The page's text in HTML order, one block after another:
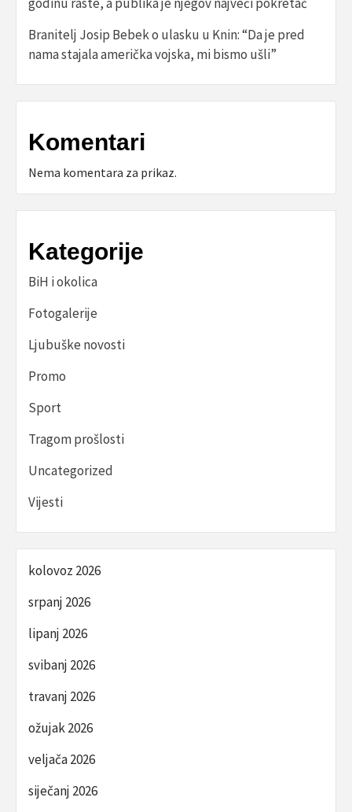
Branitelj Josip Bebek o ulasku u Knin: “Da je pred
nama stajala američka vojska, mi bismo ušli”
Komentari
Nema komentara za prikaz.
Kategorije
BiH i okolica
Fotogalerije
Ljubuške novosti
Promo
Sport
Tragom prošlosti
Uncategorized
Vijesti
kolovoz 2026
srpanj 2026
lipanj 2026
svibanj 2026
travanj 2026
ožujak 2026
veljača 2026
siječanj 2026